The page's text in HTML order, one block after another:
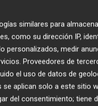
similares para
como su dirección IP,
personalizados, medir
Proveedores de
el uso de datos de
aplican solo a este sitio
del consentimiento; tiene